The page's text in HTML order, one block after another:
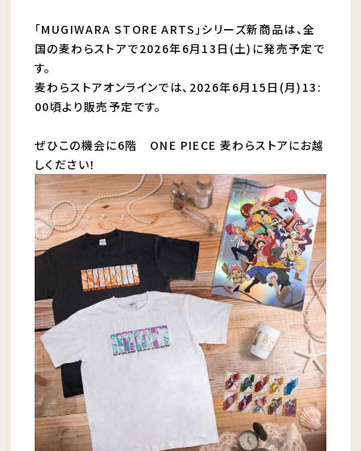
「MUGIWARA STORE ARTS」シリーズ新商品は、全
国の麦わらストアで2026年6月13日(土)に発売予定で
す。
麦わらストアオンラインでは、2026年6月15日(月)13:
00頃より販売予定です。
ぜひこの機会に6階 ONE PIECE 麦わらストアにお越
しください！